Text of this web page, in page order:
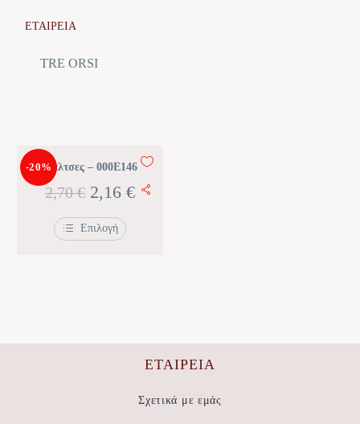
ΕΤΑΙΡΕΙΑ
TRE ORSI
-20%Κάλτσες – 000E146
2,70€ Original
price
was:
2,16 €Η
Επιλογή
ΕΤΑΙΡΕΊΑ
Σχετικά με εμάς